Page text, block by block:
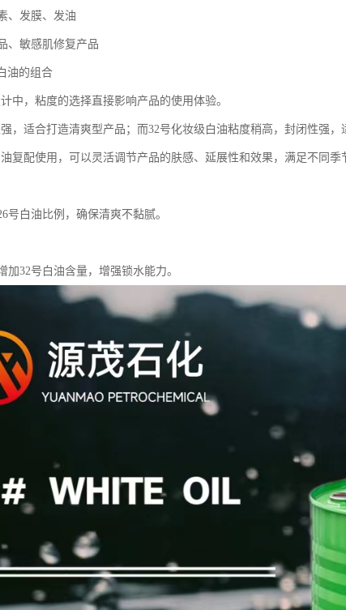
、发膜、发油
、敏感肌修复产品
油的组合
中，粘度的选择直接影响产品的使用体验。
，适合打造清爽型产品；而32号化妆级白油粘度稍高，封闭性强，
复配使用，可以灵活调节产品的肤感、延展性和效果，满足不同季
号白油比例，确保清爽不黏腻。
加32号白油含量，增强锁水能力。